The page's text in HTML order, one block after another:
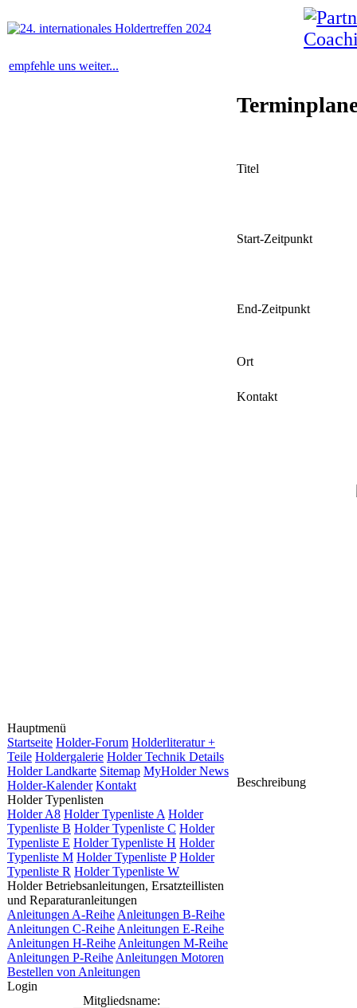
empfehle uns weiter...
Hauptmenü
Startseite Holder-Forum Holderliteratur +
Teile Holdergalerie Holder Technik Details
Holder Landkarte Sitemap MyHolder News
Holder-Kalender Kontakt
Holder Typenlisten
Holder A8 Holder Typenliste A Holder
Typenliste B Holder Typenliste C Holder
Typenliste E Holder Typenliste H Holder
Typenliste M Holder Typenliste P Holder
Typenliste R Holder Typenliste W
Holder Betriebsanleitungen, Ersatzteillisten
und Reparaturanleitungen
Anleitungen A-Reihe Anleitungen B-Reihe
Anleitungen C-Reihe Anleitungen E-Reihe
Anleitungen H-Reihe Anleitungen M-Reihe
Anleitungen P-Reihe Anleitungen Motoren
Bestellen von Anleitungen
Login
Mitgliedsname:
Titel
Start-Zeitpunkt
End-Zeitpunkt
Ort
Kontakt
Beschreibung